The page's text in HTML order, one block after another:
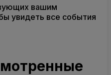
вашим
увидеть все события